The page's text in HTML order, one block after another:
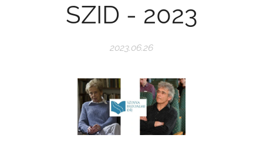
SZID - 2023
2023.06.26